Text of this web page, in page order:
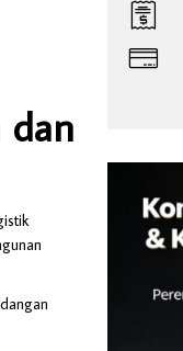
dan